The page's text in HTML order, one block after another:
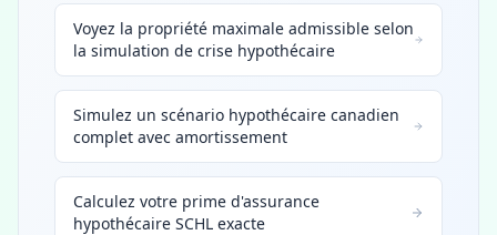
Voyez la propriété maximale admissible selon
la simulation de crise hypothécaire
Simulez un scénario hypothécaire canadien
complet avec amortissement
Calculez votre prime d'assurance
hypothécaire SCHL exacte